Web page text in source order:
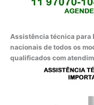
Assistência técnica para
nacionais de todos os
qualificados com